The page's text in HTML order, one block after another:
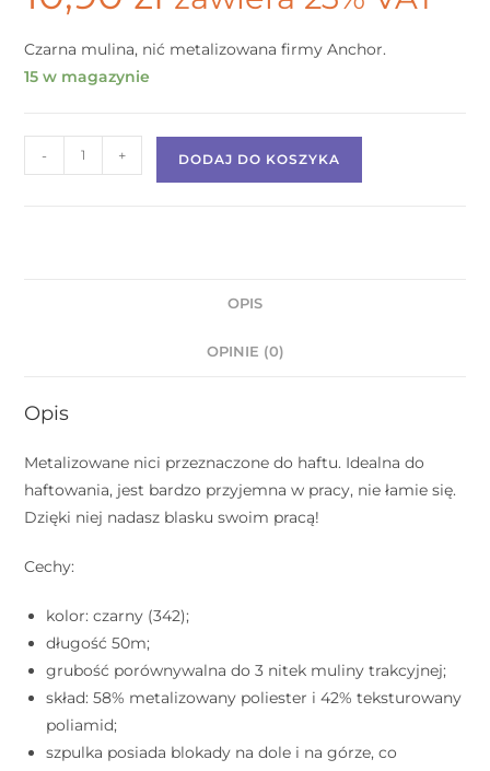
Czarna mulina, nić metalizowana firmy Anchor.
15 w magazynie
- + DODAJ DO KOSZYKA
OPIS
OPINIE (0)
Opis
Metalizowane nici przeznaczone do haftu. Idealna do
haftowania, jest bardzo przyjemna w pracy, nie łamie się.
Dzięki niej nadasz blasku swoim pracą!
Cechy:
kolor: czarny (342);
długość 50m;
grubość porównywalna do 3 nitek muliny trakcyjnej;
skład: 58% metalizowany poliester i 42% teksturowany
poliamid;
szpulka posiada blokady na dole i na górze, co